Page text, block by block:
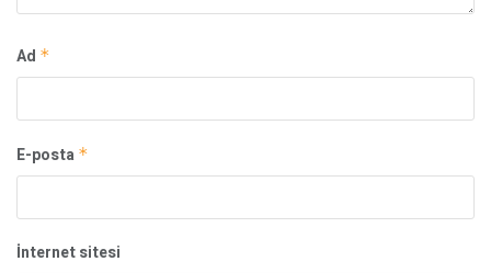
Ad *
E-posta *
İnternet sitesi